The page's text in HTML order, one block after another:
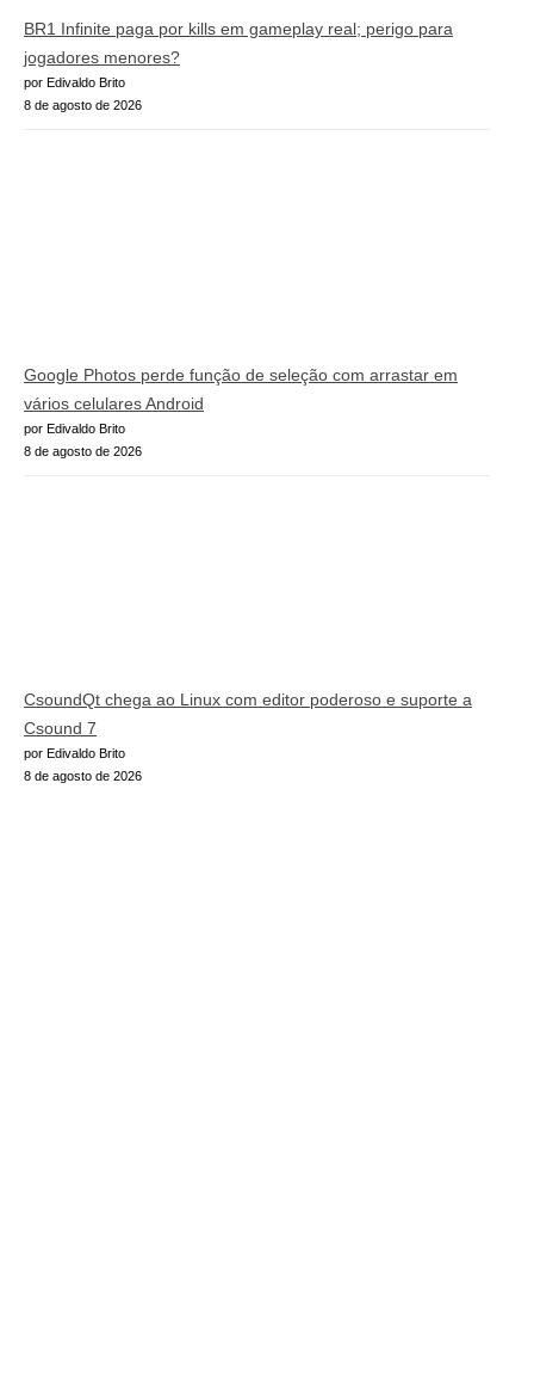
BR1 Infinite paga por kills em gameplay real; perigo para
jogadores menores?
por Edivaldo Brito
8 de agosto de 2026
Google Photos perde função de seleção com arrastar em
vários celulares Android
por Edivaldo Brito
8 de agosto de 2026
CsoundQt chega ao Linux com editor poderoso e suporte a
Csound 7
por Edivaldo Brito
8 de agosto de 2026